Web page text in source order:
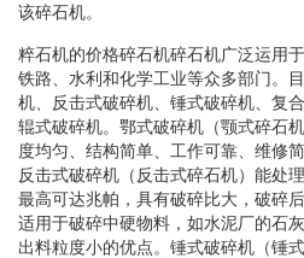
该碎石机。
粹石机的价格碎石机碎石机广泛运用
铁路、水利和化学工业等众多部门。
机、反击式破碎机、锤式破碎机、复
辊式破碎机。鄂式破碎机（颚式碎石
度均匀、结构简单、工作可靠、维修
反击式破碎机（反击式碎石机）能处
最高可达兆帕，具有破碎比大，破碎
适用于破碎中硬物料，如水泥厂的石
出料粒度小的优点。锤式破碎机（锤